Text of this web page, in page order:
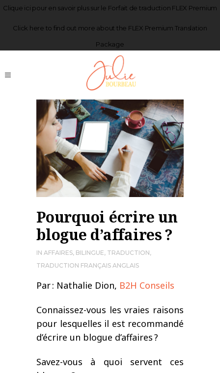
Clique ici pour en savoir plus sur le Forfait de traduction FLEX Premium
Click here to find out more about the FLEX Premium Translation
Package
Pourquoi écrire un
blogue d’affaires ?
IN AFFAIRES, BILINGUE, TRADUCTION,
TRADUCTION FRANÇAIS ANGLAIS
Par : Nathalie Dion, B2H Conseils
Connaissez-vous les vraies raisons
pour lesquelles il est recommandé
d’écrire un blogue d’affaires ?
Savez-vous à quoi servent ces